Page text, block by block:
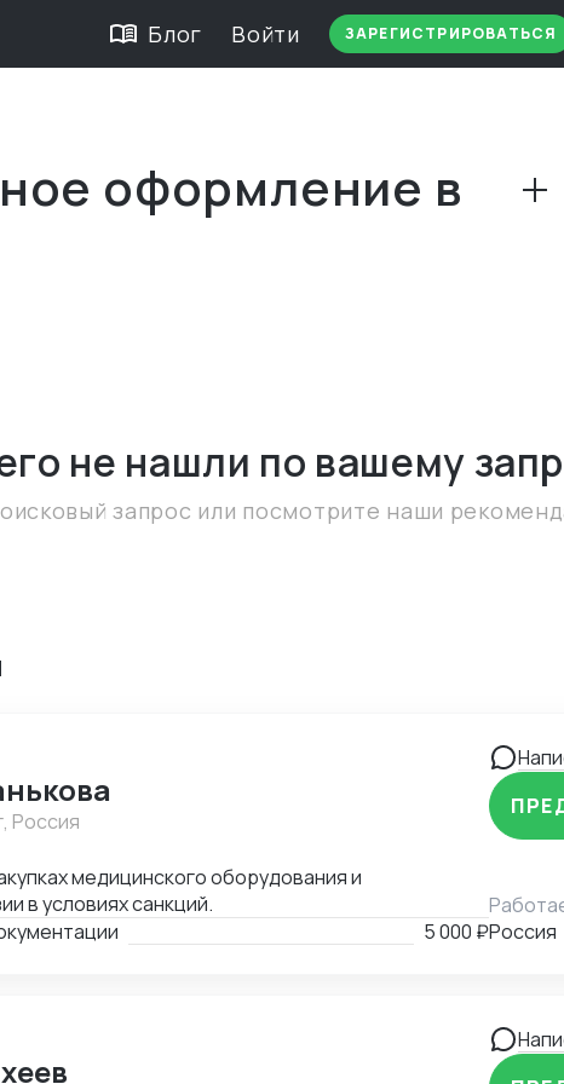
Блог Войти ЗАРЕГИСТРИРОВАТЬСЯ
оформление в
не нашли по вашему
запрос или посмотрите наши
Россия
медицинского оборудования и
в условиях санкций.
5 000 ₽Россия